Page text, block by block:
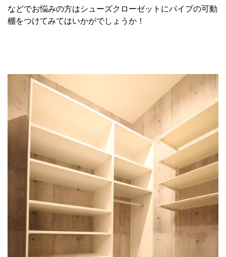
などでお悩みの方はシューズクローゼットにパイプの可動
棚をつけてみてはいかがでしょうか！